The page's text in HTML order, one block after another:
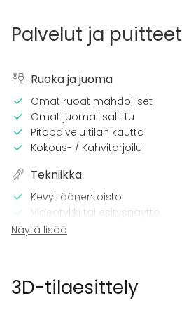
Palvelut ja puitteet
Ruoka ja juoma
Omat ruoat mahdolliset
Omat juomat sallittu
Pitopalvelu tilan kautta
Kokous- / Kahvitarjoilu
Tekniikka
Kevyt äänentoisto
Videotykki tai esitysnäyttö
Mikrofoni
Tilaan kuuluu
Näytä lisää
3D-tilaesittely